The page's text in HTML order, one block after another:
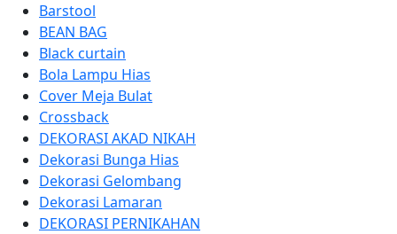
Barstool
BEAN BAG
Black curtain
Bola Lampu Hias
Cover Meja Bulat
Crossback
DEKORASI AKAD NIKAH
Dekorasi Bunga Hias
Dekorasi Gelombang
Dekorasi Lamaran
DEKORASI PERNIKAHAN